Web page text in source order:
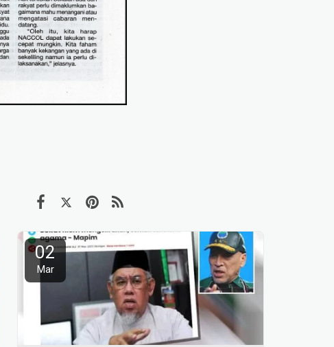
02
Mar